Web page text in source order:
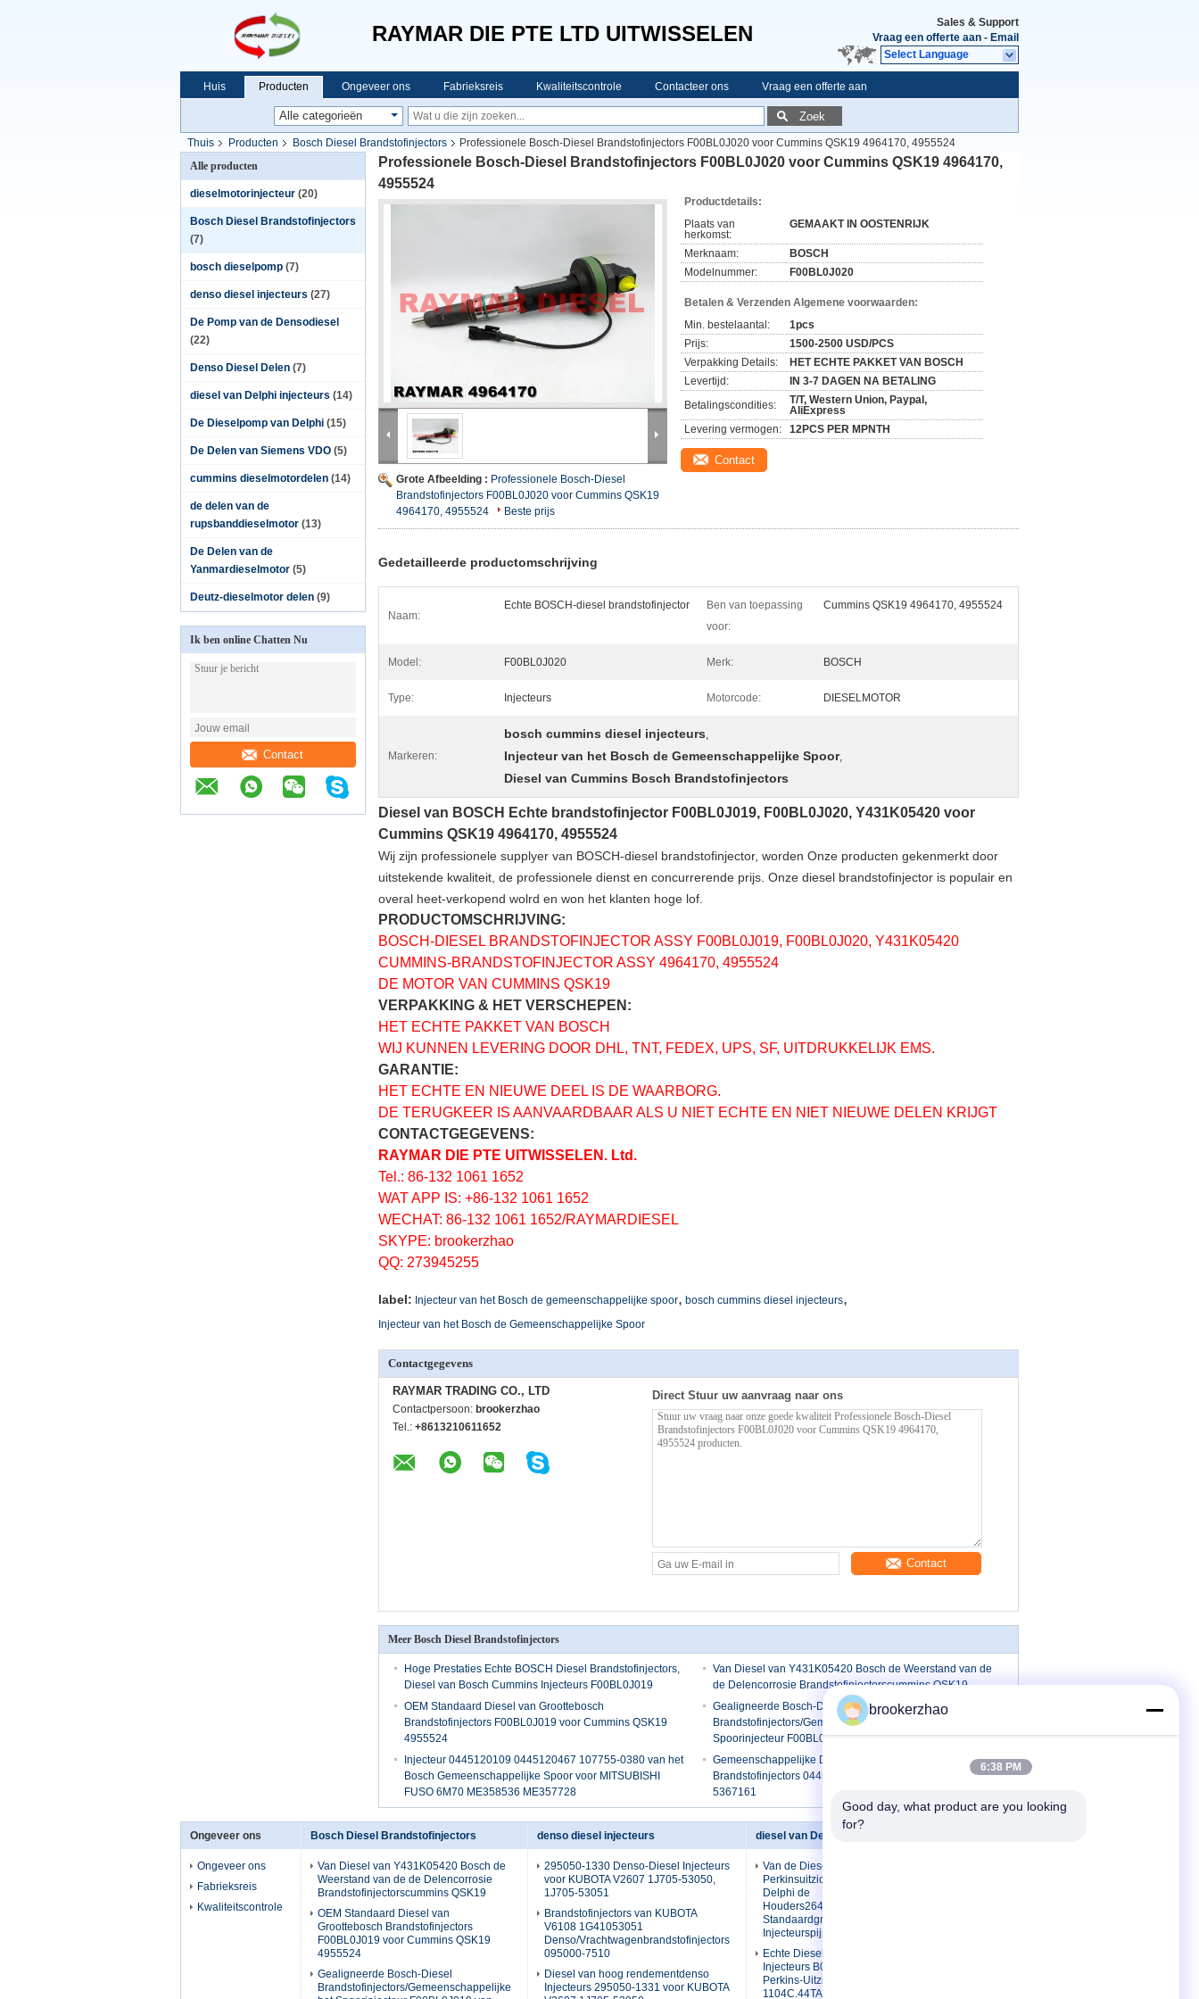
RAYMAR DIE PTE LTD UITWISSELEN
Sales & Support
Vraag een offerte aan - Email
Select Language
Huis Producten Ongeveer ons Fabrieksreis Kwaliteitscontrole Contacteer ons Vraag een offerte aan
Zoek
Thuis Producten Bosch Diesel Brandstofinjectors
Professionele Bosch-Diesel Brandstofinjectors F00BL0J020 voor Cummins QSK19 4964170, 4955524
Alle producten
dieselmotorinjecteur (20)
Bosch Diesel Brandstofinjectors
(7)
bosch dieselpomp (7)
denso diesel injecteurs (27)
De Pomp van de Densodiesel
(22)
Denso Diesel Delen (7)
diesel van Delphi injecteurs (14)
De Dieselpomp van Delphi (15)
De Delen van Siemens VDO (5)
cummins dieselmotordelen (14)
de delen van de
rupsbanddieselmotor (13)
De Delen van de
Yanmardieselmotor (5)
Deutz-dieselmotor delen (9)
Ik ben online Chatten Nu
Contact
Professionele Bosch-Diesel Brandstofinjectors F00BL0J020 voor Cummins QSK19 4964170,
4955524
Grote Afbeelding : Professionele Bosch-Diesel
Brandstofinjectors F00BL0J020 voor Cummins QSK19
4964170, 4955524
Beste prijs
Productdetails:
Plaats van
herkomst:
GEMAAKT IN OOSTENRIJK
Merknaam:
BOSCH
Modelnummer:
F00BL0J020
Betalen & Verzenden Algemene voorwaarden:
Min. bestelaantal:
1pcs
Prijs:
1500-2500 USD/PCS
Verpakking Details:
HET ECHTE PAKKET VAN BOSCH
Levertijd:
IN 3-7 DAGEN NA BETALING
Betalingscondities:
T/T, Western Union, Paypal,
AliExpress
Levering vermogen:
12PCS PER MPNTH
Contact
Gedetailleerde productomschrijving
Naam:
Echte BOSCH-diesel brandstofinjector
Ben van toepassing
voor:
Cummins QSK19 4964170, 4955524
Model: F00BL0J020 Merk: BOSCH
Type: Injecteurs Motorcode: DIESELMOTOR
Markeren:
bosch cummins diesel injecteurs,
Injecteur van het Bosch de Gemeenschappelijke Spoor,
Diesel van Cummins Bosch Brandstofinjectors
Diesel van BOSCH Echte brandstofinjector F00BL0J019, F00BL0J020, Y431K05420 voor
Cummins QSK19 4964170, 4955524
Wij zijn professionele supplyer van BOSCH-diesel brandstofinjector, worden Onze producten gekenmerkt door
uitstekende kwaliteit, de professionele dienst en concurrerende prijs. Onze diesel brandstofinjector is populair en
overal heet-verkopend wolrd en won het klanten hoge lof.
PRODUCTOMSCHRIJVING:
BOSCH-DIESEL BRANDSTOFINJECTOR ASSY F00BL0J019, F00BL0J020, Y431K05420
CUMMINS-BRANDSTOFINJECTOR ASSY 4964170, 4955524
DE MOTOR VAN CUMMINS QSK19
VERPAKKING & HET VERSCHEPEN:
HET ECHTE PAKKET VAN BOSCH
WIJ KUNNEN LEVERING DOOR DHL, TNT, FEDEX, UPS, SF, UITDRUKKELIJK EMS.
GARANTIE:
HET ECHTE EN NIEUWE DEEL IS DE WAARBORG.
DE TERUGKEER IS AANVAARDBAAR ALS U NIET ECHTE EN NIET NIEUWE DELEN KRIJGT
CONTACTGEGEVENS:
RAYMAR DIE PTE UITWISSELEN. Ltd.
Tel.: 86-132 1061 1652
WAT APP IS: +86-132 1061 1652
WECHAT: 86-132 1061 1652/RAYMARDIESEL
SKYPE: brookerzhao
QQ: 273945255
label: Injecteur van het Bosch de gemeenschappelijke spoor, bosch cummins diesel injecteurs,
Injecteur van het Bosch de Gemeenschappelijke Spoor
Contactgegevens
RAYMAR TRADING CO., LTD
Contactpersoon: brookerzhao
Tel.: +8613210611652
Direct Stuur uw aanvraag naar ons
Contact
Meer Bosch Diesel Brandstofinjectors
Hoge Prestaties Echte BOSCH Diesel Brandstofinjectors,
Diesel van Bosch Cummins Injecteurs F00BL0J019
Van Diesel van Y431K05420 Bosch de Weerstand van de
de Delencorrosie Brandstofinjectorscummins QSK19
OEM Standaard Diesel van Groottebosch
Brandstofinjectors F00BL0J019 voor Cummins QSK19
4955524
Gealigneerde Bosch-Diesel
Brandstofinjectors/Gemeenschappelijke het
Spoorinjecteur F00BL0J019 van Bosch
Injecteur 0445120109 0445120467 107755-0380 van het
Bosch Gemeenschappelijke Spoor voor MITSUBISHI
FUSO 6M70 ME358536 ME357728
Gemeenschappelijke Diesel van Spoorbosch
Brandstofinjectors 0445120455 voor Cummins QSB6.7
5367161
Ongeveer ons
Ongeveer ons
Fabrieksreis
Kwaliteitscontrole
Bosch Diesel Brandstofinjectors
Van Diesel van Y431K05420 Bosch de
Weerstand van de de Delencorrosie
Brandstofinjectorscummins QSK19
OEM Standaard Diesel van
Groottebosch Brandstofinjectors
F00BL0J019 voor Cummins QSK19
4955524
Gealigneerde Bosch-Diesel
Brandstofinjectors/Gemeenschappelijke
denso diesel injecteurs
295050-1330 Denso-Diesel Injecteurs
voor KUBOTA V2607 1J705-53050,
1J705-53051
Brandstofinjectors van KUBOTA
V6108 1G41053051
Denso/Vrachtwagenbrandstofinjectors
095000-7510
Diesel van hoog rendementdenso
Injecteurs 295050-1331 voor KUBOTA
diesel van Delphi injecteurs
Van de Diesel van
Perkinsuitzicht Gebruikte
Delphi de
Houders2645k012
Standaardgrootte
Injecteurspijp
Echte Diesel van Delphi
Injecteurs B03301A voor
Perkins-Uitzicht
1104C.44TA 2645K012
brookerzhao
6:38 PM
Good day, what product are you looking
for?